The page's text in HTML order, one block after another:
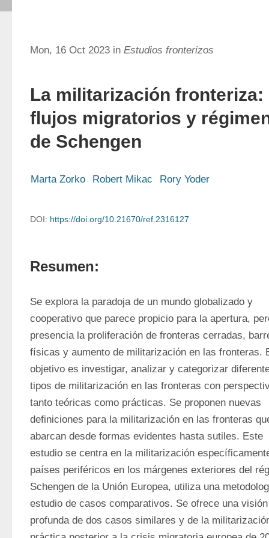
Mon, 16 Oct 2023 in Estudios fronterizos
La militarización fronteriza:
flujos migratorios y
de Schengen
Marta Zorko Robert Mikac Rory Yoder
DOI: https://doi.org/10.21670/ref.2316127
Resumen:
Se explora la paradoja de un mundo globalizado y
cooperativo que parece propicio para la apertura,
presencia la proliferación de fronteras cerradas,
físicas y aumento de militarización en las fronteras.
objetivo es investigar, analizar y categorizar
tipos de militarización en las fronteras con
tanto teóricas como prácticas. Se proponen nuevas
definiciones para la militarización en las fronteras
abarcan desde formas evidentes hasta sutiles. Este
estudio se centra en la militarización
países periféricos en los márgenes exteriores del
Schengen de la Unión Europea, utiliza una
estudio de casos comparativos. Se ofrece una visión
profunda de dos casos similares y de la